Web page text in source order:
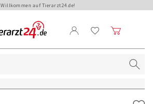
Willkommen auf Tierarzt24.de!